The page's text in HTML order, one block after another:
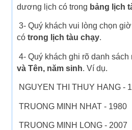
dương lịch có trong bảng lịch
3- Quý khách vui lòng chọn
cótrong lịch tàu chạy.
4- Quý khách ghi rõ danh
và Tên, năm sinh. Ví dụ.
NGUYEN THI THUY HANG -
TRUONG MINH NHAT - 1980
TRUONG MINH LONG - 2007